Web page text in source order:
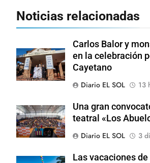
Noticias relacionadas
Carlos Balor y
en la celebración
Cayetano
Diario EL SOL
13
Una gran
teatral «Los
Diario EL SOL
3
Las vacaciones